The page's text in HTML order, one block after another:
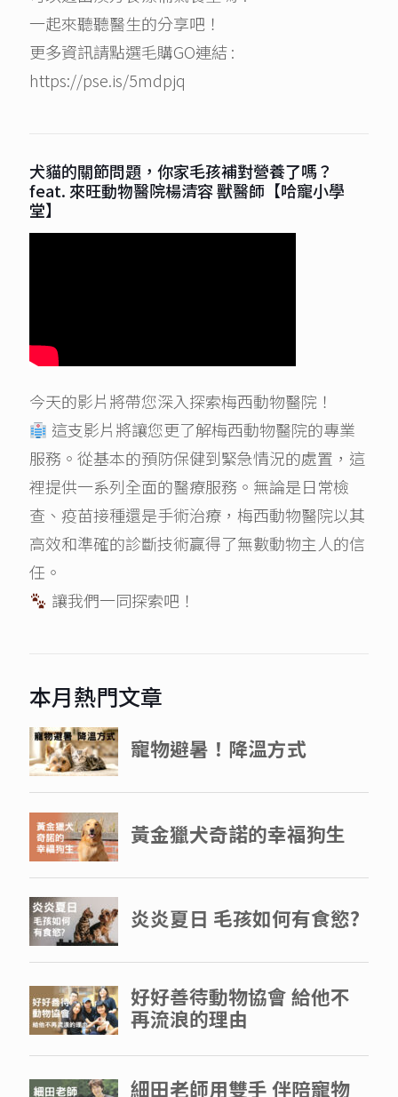
一起來聽聽醫生的分享吧！
更多資訊請點選毛購GO連結 :
https://pse.is/5mdpjq
犬貓的關節問題，你家毛孩補對營養了嗎？
feat. 來旺動物醫院楊清容 獸醫師【哈寵小學
堂】
今天的影片將帶您深入探索梅西動物醫院！
這支影片將讓您更了解梅西動物醫院的專業
服務。從基本的預防保健到緊急情況的處置，這
裡提供一系列全面的醫療服務。無論是日常檢
查、疫苗接種還是手術治療，梅西動物醫院以其
高效和準確的診斷技術贏得了無數動物主人的信
任。
讓我們一同探索吧！
本月熱門文章